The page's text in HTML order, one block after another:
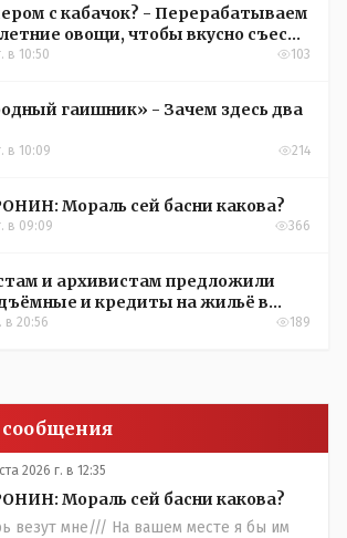
с кабачок? - Перерабатываем
овощи, чтобы вкусно съесть
в 10:50 103
- Зачем здесь два
в 10:09 214
Мораль сей басни какова?
в 09:09 366
и архивистам предложили
и кредиты на жильё в
в 20:56 189
2026 г. в 12:35
Мораль сей басни какова?
везут мне/// На вашем месте я бы им